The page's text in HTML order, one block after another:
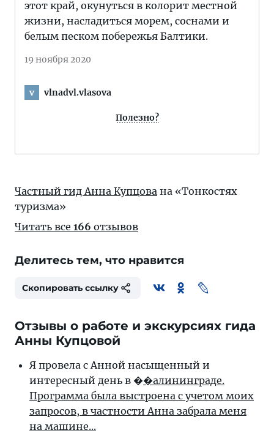
этот край, окунуться в колорит местной
жизни, насладиться морем, соснами и
белым песком побережья Балтики.
19 ноября 2020
v vlnadvl.vlasova
Полезно?
Частный гид Анна Купцова на «Тонкостях
туризма»
Читать все 166 отзывов
Делитесь тем, что нравится
Скопировать ссылку
Отзывы о работе и экскурсиях гида
Анны Купцовой
Я провела с Анной насыщенный и
интересный день в ��алининграде.
Программа была выстроена с учетом моих
запросов, в частности Анна забрала меня
на машине...